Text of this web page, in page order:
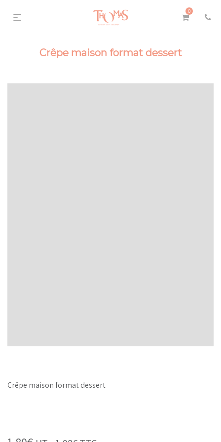
0
Crêpe maison format dessert
Crêpe maison format dessert